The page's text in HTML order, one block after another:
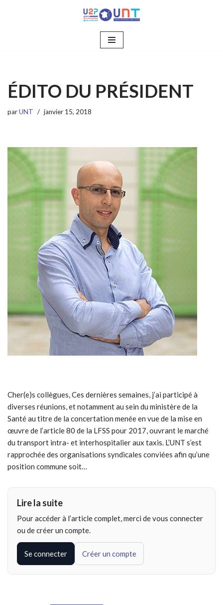
ÉDITO DU PRÉSIDENT
parUNT janvier 15, 2018
Cher(e)s collègues, Ces dernières semaines, j’ai participé à
diverses réunions, et notamment au sein du ministère de la
Santé au titre de la concertation menée en vue de la mise en
œuvre de l’article 80 de la LFSS pour 2017, ouvrant le marché
du transport intra- et interhospitalier aux taxis. L’UNT s’est
rapprochée des organisations syndicales conviées afin qu’une
position commune soit…
Lire la suite
Pour accéder à l’article complet, merci de vous connecter
ou de créer un compte.
Se connecter Créer un compte